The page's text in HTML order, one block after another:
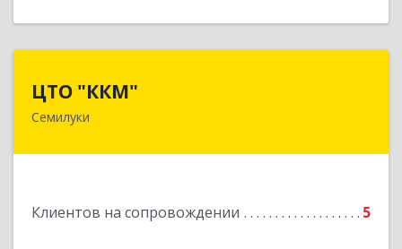
ЦТО "ККМ"
Семилуки
Клиентов на сопровождении 5